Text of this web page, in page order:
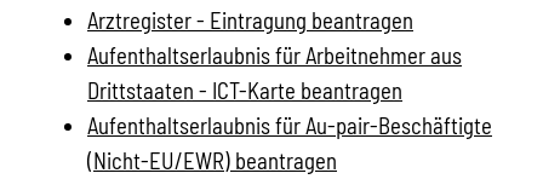
Arztregister - Eintragung beantragen
Aufenthaltserlaubnis für Arbeitnehmer aus
Drittstaaten - ICT-Karte beantragen
Aufenthaltserlaubnis für Au-pair-Beschäftigte
(Nicht-EU/EWR) beantragen